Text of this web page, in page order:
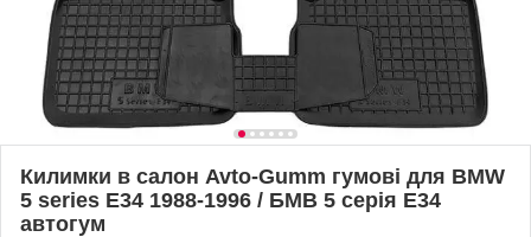
Килимки в салон Avto-Gumm гумові для BMW
5 series E34 1988-1996 / БМВ 5 серія E34
автогум